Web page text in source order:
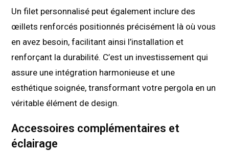
Un filet personnalisé peut également inclure des
œillets renforcés positionnés précisément là où vous
en avez besoin, facilitant ainsi l’installation et
renforçant la durabilité. C’est un investissement qui
assure une intégration harmonieuse et une
esthétique soignée, transformant votre pergola en un
véritable élément de design.
Accessoires complémentaires et
éclairage